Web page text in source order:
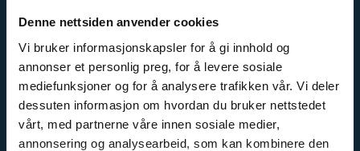
Denne nettsiden anvender cookies
Vi bruker informasjonskapsler for å gi innhold og
annonser et personlig preg, for å levere sosiale
mediefunksjoner og for å analysere trafikken vår. Vi deler
dessuten informasjon om hvordan du bruker nettstedet
vårt, med partnerne våre innen sosiale medier,
annonsering og analysearbeid, som kan kombinere den
OM OSS